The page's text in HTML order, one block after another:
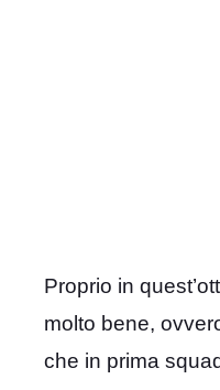
Proprio in
molto bene,
che in prima